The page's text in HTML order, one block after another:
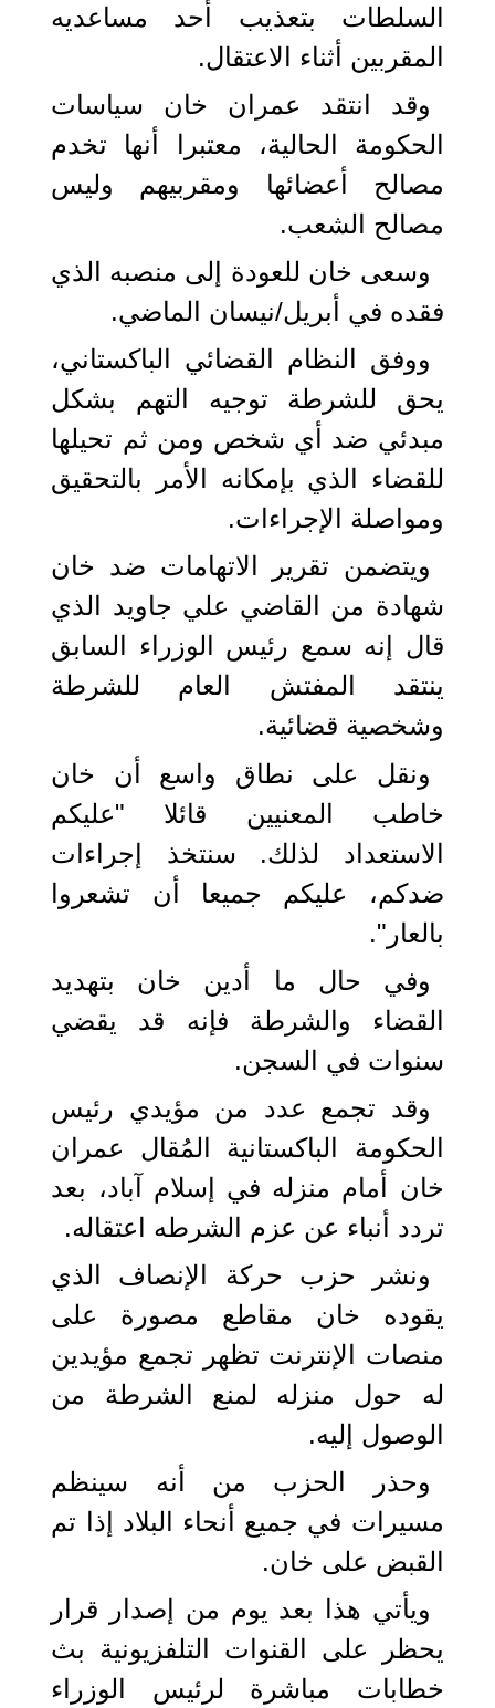
السلطات بتعذيب أحد مساعديه
المقربين أثناء الاعتقال.
وقد انتقد عمران خان سياسات
الحكومة الحالية، معتبرا أنها تخدم
مصالح أعضائها ومقربيهم وليس
مصالح الشعب.
وسعى خان للعودة إلى منصبه الذي
فقده في أبريل/نيسان الماضي.
ووفق النظام القضائي الباكستاني،
يحق للشرطة توجيه التهم بشكل
مبدئي ضد أي شخص ومن ثم تحيلها
للقضاء الذي بإمكانه الأمر بالتحقيق
ومواصلة الإجراءات.
ويتضمن تقرير الاتهامات ضد خان
شهادة من القاضي علي جاويد الذي
قال إنه سمع رئيس الوزراء السابق
ينتقد المفتش العام للشرطة
وشخصية قضائية.
ونقل على نطاق واسع أن خان
خاطب المعنيين قائلا "عليكم
الاستعداد لذلك. سنتخذ إجراءات
ضدكم، عليكم جميعا أن تشعروا
بالعار".
وفي حال ما أدين خان بتهديد
القضاء والشرطة فإنه قد يقضي
سنوات في السجن.
وقد تجمع عدد من مؤيدي رئيس
الحكومة الباكستانية المُقال عمران
خان أمام منزله في إسلام آباد، بعد
تردد أنباء عن عزم الشرطه اعتقاله.
ونشر حزب حركة الإنصاف الذي
يقوده خان مقاطع مصورة على
منصات الإنترنت تظهر تجمع مؤيدين
له حول منزله لمنع الشرطة من
الوصول إليه.
وحذر الحزب من أنه سينظم
مسيرات في جميع أنحاء البلاد إذا تم
القبض على خان.
ويأتي هذا بعد يوم من إصدار قرار
يحظر على القنوات التلفزيونية بث
خطابات مباشرة لرئيس الوزراء